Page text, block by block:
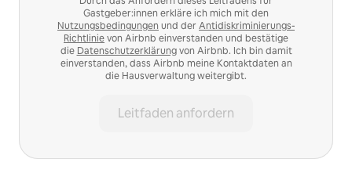
Gastgeber:innen erkläre ich mich mit den
Nutzungsbedingungen und der Antidiskriminierungs-
Richtlinievon Airbnb einverstanden und bestätige
die Datenschutzerklärungvon Airbnb. Ich bin damit
einverstanden, dass Airbnb meine Kontaktdaten an
die Hausverwaltung weitergibt.
Leitfaden anfordern